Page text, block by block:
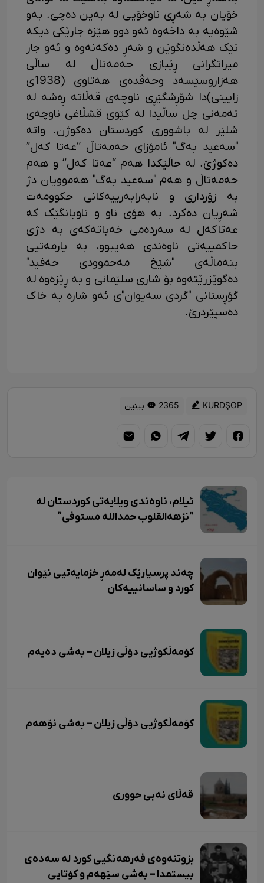
خۆیان بە شەڕی ناوخۆیی لە بەین دەچێ. بەو
شێوەیە بە داخەوە ئەو دوو هێزە جارێکی دیکە
تێک هەڵدەنگوێن و شەڕ دەکەنەوە و ئەو جار
میراتگرانی ڕێبازی حەمەتاڵ لە ساڵی
هەزاروسێسەد وحەڤدەی هەتاوی (1938ی
زایینی)دا شۆڕشگێڕی ناوچەی قەڵاتە ڕەشە لە
تەمەنی چل ساڵیدا لە کێوی قشڵاغی ناوچەی
شلێر لە باشووری کوردستان دەکوژن. واتە
"سەعید بەگ" ئامۆزای حەمەتاڵ “عەتا کەل”
دەکوژێ. لە حاڵێکدا هەم “عەتا کەل” و هەم
حەمەتاڵ و هەم "سەعید بەگ" هەموویان دژ
بە زۆرداری و نابەرابەرییەکانی حکوومەت
شەڕیان دەکرد. بە هۆی ناو و ناوبانگێک کە
عەتاکەل لە سەردەمی خەباتەکەی بە دژی
حاکمییەتی ناوەندی هەیبوو، بە یارمەتیی
بنەماڵەی "شێخ مەحموودی حەفید"
دەگوێزرێتەوە بۆ شاری سلێمانی و بە ڕێزەوە لە
گۆڕستانی "گردی سەیوان"ی ئەو شارە بە خاک
دەسپێردرێ.
KURDŞOP 2365 بینین
ئیلام، ناوەندی ویلایەتی کوردستان لە
”نزهەالقلوب حمداللە مستوفی“
چەند پرسیارێک لەمەڕ خزمایەتیی نێوان
کورد و ساسانییەکان
کۆمەڵکوژیی دۆڵی زیلان – بەشی دەیەم
کۆمەڵکوژیی دۆڵی زیلان – بەشی نۆهەم
قەڵای نەبی حووری
بزوتنەوەی فەرهەنگیی کورد لە سەدەی
بیستمدا – بەشی سێهەم و کۆتایی